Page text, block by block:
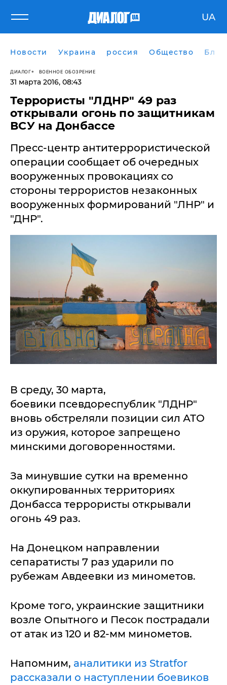
UA
Новости Украина россия Общество
ДИАЛОГ ВОЕННОЕ ОБОЗРЕНИЕ
31 марта 2016, 08:43
Террористы "ЛДНР" 49 раз
открывали огонь по защитникам
ВСУ на Донбассе
Пресс-центр антитеррористической
операции сообщает об очередных
вооруженных провокациях со
стороны террористов незаконных
вооруженных формирований "ЛНР" и
"ДНР".
В среду, 30 марта,
боевики псевдореспублик "ЛДНР"
вновь обстреляли позиции сил АТО
из оружия, которое запрещено
минскими договоренностями.
За минувшие сутки на временно
оккупированных территориях
Донбасса террористы открывали
огонь 49 раз.
На Донецком направлении
сепаратисты 7 раз ударили по
рубежам Авдеевки из минометов.
Кроме того, украинские защитники
возле Опытного и Песок пострадали
от атак из 120 и 82-мм минометов.
Напомним, аналитики из Stratfor
рассказали о наступлении боевиков